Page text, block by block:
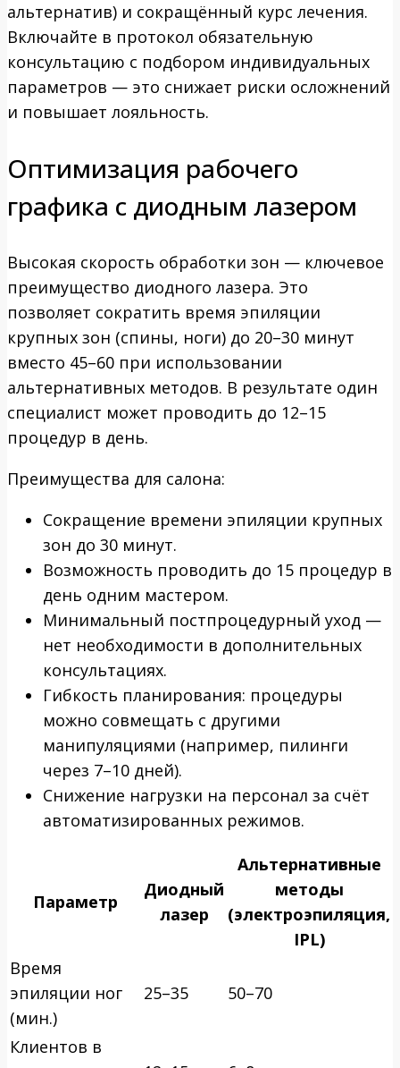
альтернатив) и сокращённый курс лечения.
Включайте в протокол обязательную
консультацию с подбором индивидуальных
параметров — это снижает риски осложнений
и повышает лояльность.
Оптимизация рабочего
графика с диодным лазером
Высокая скорость обработки зон — ключевое
преимущество диодного лазера. Это
позволяет сократить время эпиляции
крупных зон (спины, ноги) до 20–30 минут
вместо 45–60 при использовании
альтернативных методов. В результате один
специалист может проводить до 12–15
процедур в день.
Преимущества для салона:
Сокращение времени эпиляции крупных
зон до 30 минут.
Возможность проводить до 15 процедур в
день одним мастером.
Минимальный постпроцедурный уход —
нет необходимости в дополнительных
консультациях.
Гибкость планирования: процедуры
можно совмещать с другими
манипуляциями (например, пилинги
через 7–10 дней).
Снижение нагрузки на персонал за счёт
автоматизированных режимов.
Параметр
Диодный
лазер
Альтернативные
методы
(электроэпиляция,
IPL)
Время
эпиляции ног
(мин.)
25–35 50–70
Клиентов в